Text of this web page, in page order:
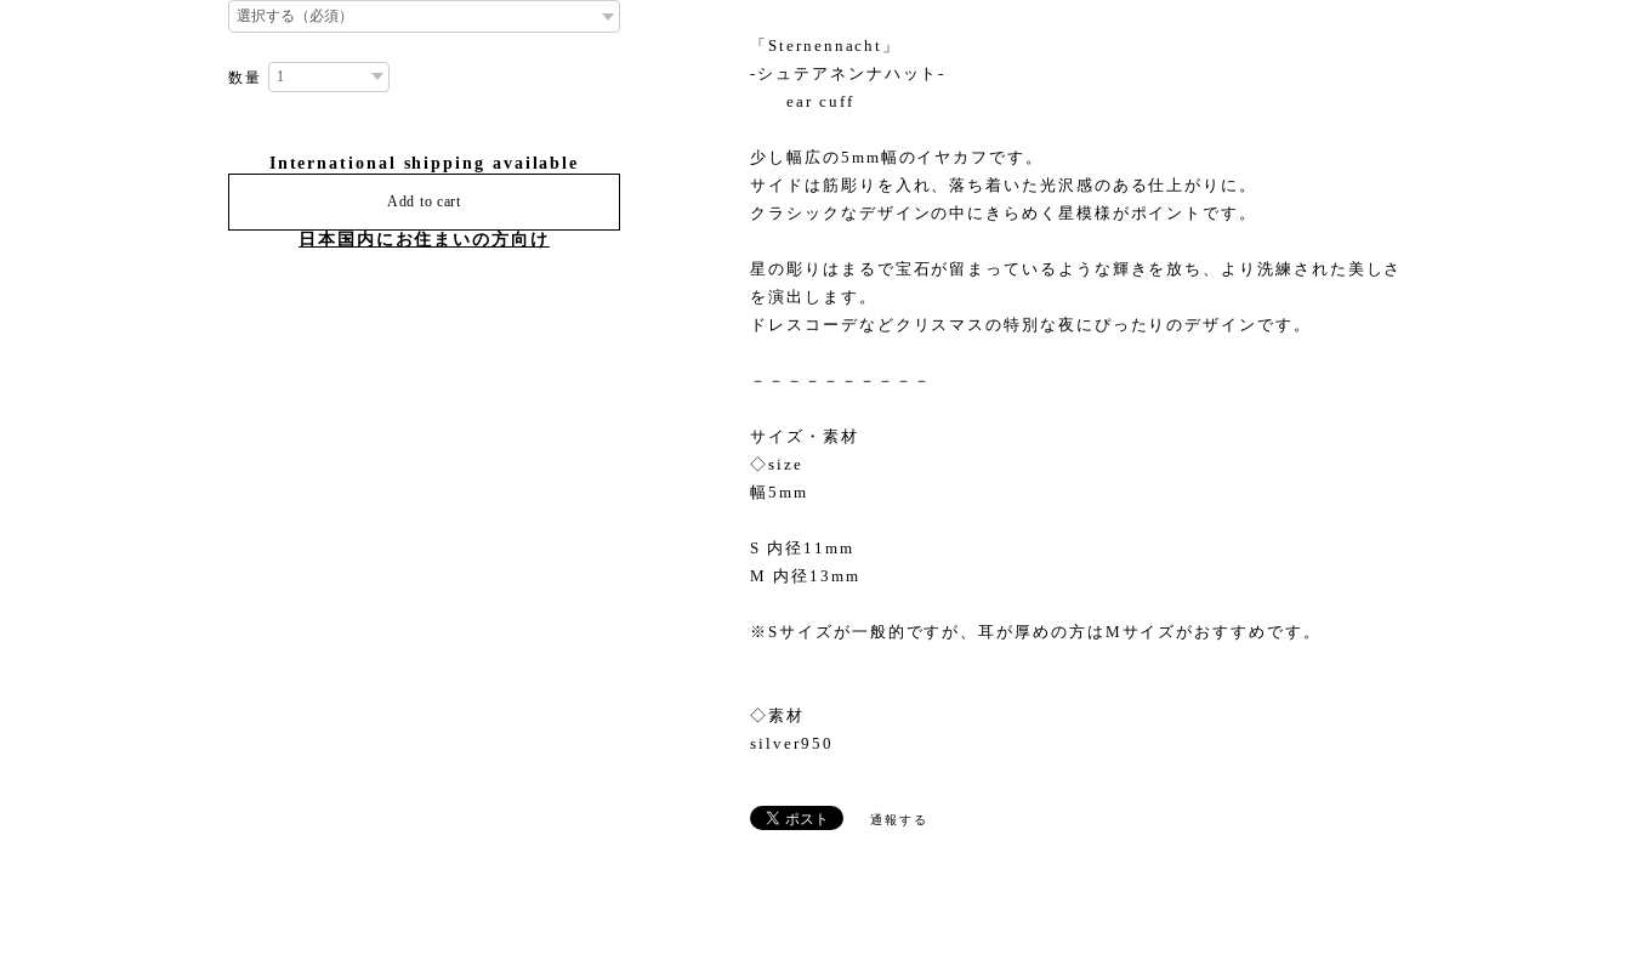
数量
International shipping available
Add to cart
日本国内にお住まいの方向け
「Sternennacht」
-シュテアネンナハット-
ear cuff
少し幅広の5mm幅のイヤカフです。
サイドは筋彫りを入れ、落ち着いた光沢感のある仕上がりに。
クラシックなデザインの中にきらめく星模様がポイントです。
星の彫りはまるで宝石が留まっているような輝きを放ち、より洗練された美しさ
を演出します。
ドレスコーデなどクリスマスの特別な夜にぴったりのデザインです。
－－－－－－－－－－
サイズ・素材
◇size
幅5mm
S 内径11mm
M 内径13mm
※Sサイズが一般的ですが、耳が厚めの方はMサイズがおすすめです。
◇素材
silver950
通報する